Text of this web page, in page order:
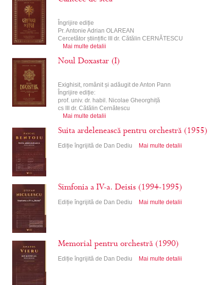
Îngrijire ediție
Pr. Antonie Adrian OLAREAN
Cercetător științific III dr. Cătălin CERNĂTESCU
Mai multe detalii
Noul Doxastar (I)
Exighisit, românit și adăugit de Anton Pann
Îngrijire ediție:
prof. univ. dr. habil. Nicolae Gheorghiță
cs III dr. Cătălin Cernătescu
Mai multe detalii
Suita ardelenească pentru orchestră (1955)
Ediție îngrijită de Dan Dediu Mai multe detalii
Simfonia a IV-a. Deisis (1994-1995)
Ediție îngrijită de Dan Dediu Mai multe detalii
Memorial pentru orchestră (1990)
Ediție îngrijită de Dan Dediu Mai multe detalii